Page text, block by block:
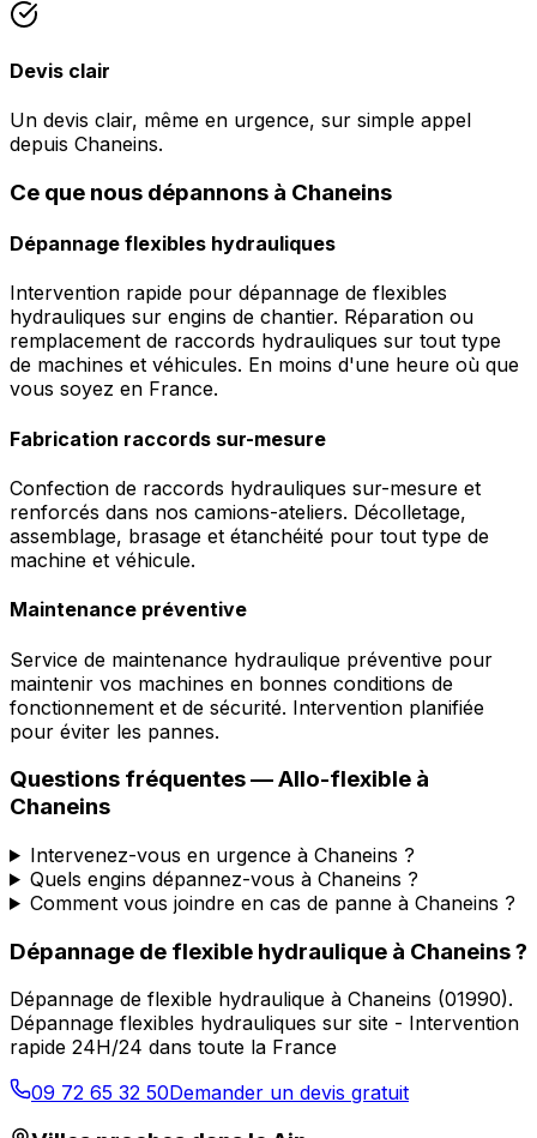
Devis clair
Un devis clair, même en urgence, sur simple appel
depuis Chaneins.
Ce que nous dépannons à Chaneins
Dépannage flexibles hydrauliques
Intervention rapide pour dépannage de flexibles
hydrauliques sur engins de chantier. Réparation ou
remplacement de raccords hydrauliques sur tout type
de machines et véhicules. En moins d'une heure où que
vous soyez en France.
Fabrication raccords sur-mesure
Confection de raccords hydrauliques sur-mesure et
renforcés dans nos camions-ateliers. Décolletage,
assemblage, brasage et étanchéité pour tout type de
machine et véhicule.
Maintenance préventive
Service de maintenance hydraulique préventive pour
maintenir vos machines en bonnes conditions de
fonctionnement et de sécurité. Intervention planifiée
pour éviter les pannes.
Questions fréquentes —Allo-flexible à
Chaneins
Intervenez-vous en urgence à Chaneins ?
Quels engins dépannez-vous à Chaneins ?
Comment vous joindre en cas de panne à Chaneins ?
Dépannage de flexible hydraulique à Chaneins?
Dépannage de flexible hydraulique à Chaneins (01990).
Dépannage flexibles hydrauliques sur site - Intervention
rapide 24H/24 dans toute la France
09 72 65 32 50Demander un devis gratuit